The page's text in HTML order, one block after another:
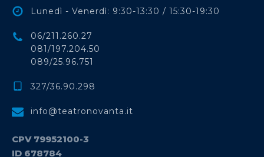
Lunedì - Venerdì: 9:30-13:30 / 15:30-19:30
06/211.260.27
081/197.204.50
089/25.96.751
327/36.90.298
info@teatronovanta.it
CPV 79952100-3
ID 678784